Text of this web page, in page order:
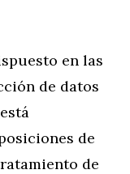
en las
de datos
de
de